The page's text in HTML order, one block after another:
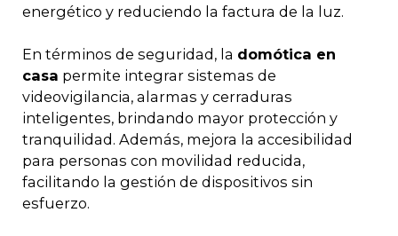
energético y reduciendo la factura de la luz.
En términos de seguridad, la domótica en
casa permite integrar sistemas de
videovigilancia, alarmas y cerraduras
inteligentes, brindando mayor protección y
tranquilidad. Además, mejora la accesibilidad
para personas con movilidad reducida,
facilitando la gestión de dispositivos sin
esfuerzo.